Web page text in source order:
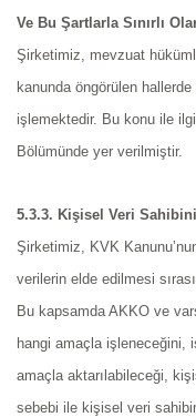
Ve Bu Şartlarla Sınırlı
Şirketimiz, mevzuat
kanunda öngörülen
işlemektedir. Bu konu ile
Bölümünde yer verilmiştir.
5.3.3. Kişisel Veri
Şirketimiz, KVK
verilerin elde edilmesi
Bu kapsamda AKKO ve
hangi amaçla işleneceğini,
amaçla aktarılabileceği,
sebebi ile kişisel veri